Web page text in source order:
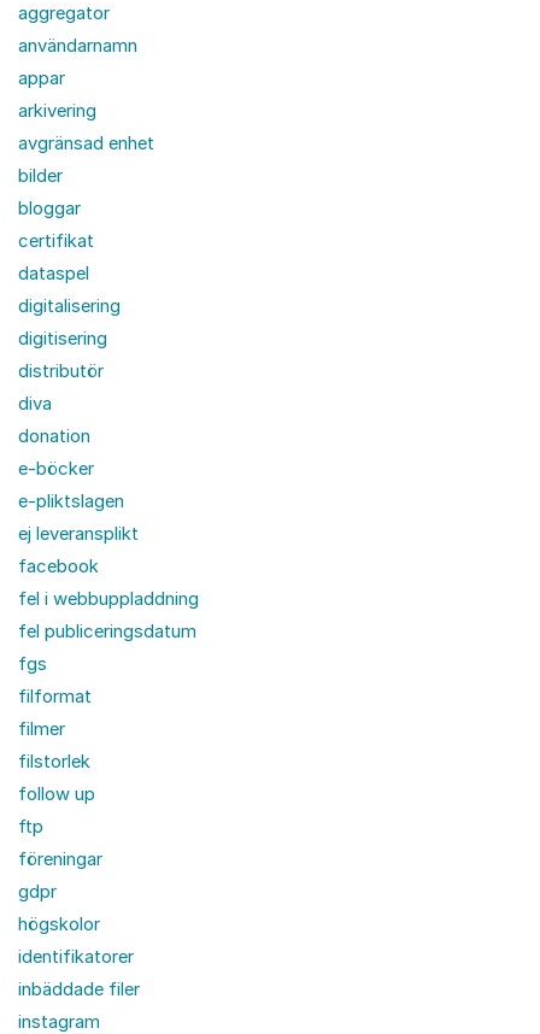
aggregator
användarnamn
appar
arkivering
avgränsad enhet
bilder
bloggar
certifikat
dataspel
digitalisering
digitisering
distributör
diva
donation
e-böcker
e-pliktslagen
ej leveransplikt
facebook
fel i webbuppladdning
fel publiceringsdatum
fgs
filformat
filmer
filstorlek
follow up
ftp
föreningar
gdpr
högskolor
identifikatorer
inbäddade filer
instagram